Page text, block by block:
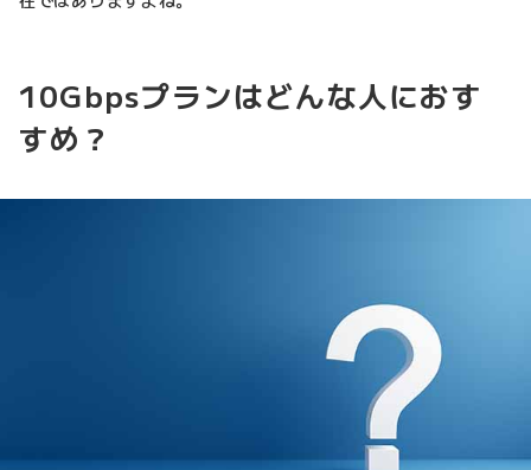
10Gbpsプランはどんな人におす
すめ？